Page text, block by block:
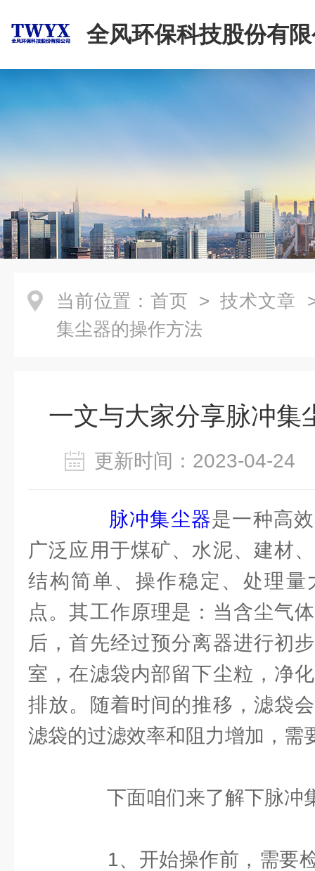
全风环保科技股份有
当前位置： 首页 > 技术文章
集尘器的操作方法
一文与大家分享脉冲集
更新时间：2023-04-
脉冲集尘器是一种高
广泛应用于煤矿、水泥、建材
结构简单、操作稳定、处理量
点。其工作原理是：当含尘气
后，首先经过预分离器进行初
室，在滤袋内部留下尘粒，净
排放。随着时间的推移，滤袋
滤袋的过滤效率和阻力增加，需
下面咱们来了解下脉冲
1、开始操作前，需要检